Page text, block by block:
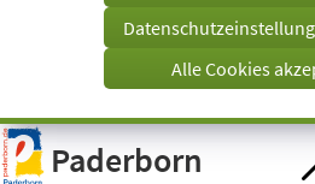
Visuelle
Assistenzsoftware
öffnen.
Tab)
Alle Cookies
Paderborn